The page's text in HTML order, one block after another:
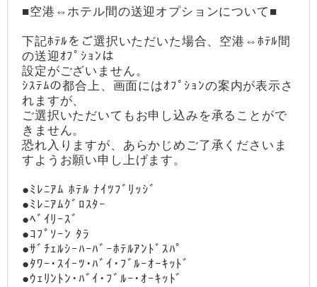
■空港⇔ホテル間の送迎オプションについて■
下記ﾎﾃﾙをご選択いただいた場合、空港⇔ﾎﾃﾙ間
の送迎ｵﾌﾟｼｮﾝは
設定がございません。
ｼｽﾃﾑの都合上、画面にはｵﾌﾟｼｮﾝの案内が表示さ
れますが、
ご選択いただいてもお申し込みを承ることがで
きません。
恐れ入りますが、あらかじめご了承くださいま
すようお願い申し上げます。
●ﾐﾚﾆｱﾑ ﾎﾃﾙ ﾅｲﾂﾌﾞﾘｯｼﾞ
●ﾐﾚﾆｱﾑｸﾞﾛｽﾀｰ
●ﾍﾞｲﾘｰｽﾞ
●ｺﾌﾟｿｰﾝ ﾀﾗ
●ｻﾞﾁｪﾙｼｰﾊｰﾊﾞｰﾎﾃﾙｱﾝﾄﾞｽﾊﾟ
●ﾀﾜｰ･ｽｲｰﾂ･ﾊﾞｲ･ﾌﾞﾙｰｵｰｷｯﾄﾞ
●ｳｪﾘﾝﾄﾝ･ﾊﾞｲ･ﾌﾞﾙｰ･ｵｰｷｯﾄﾞ